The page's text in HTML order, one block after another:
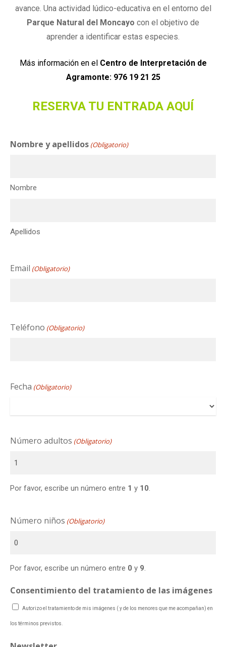
avance. Una actividad lúdico-educativa en el entorno del
Parque Natural del Moncayo con el objetivo de
aprender a identificar estas especies.
Más información en el Centro de Interpretación de
Agramonte: 976 19 21 25
RESERVA TU ENTRADA AQUÍ
Nombre y apellidos (Obligatorio)
Nombre
Apellidos
Email (Obligatorio)
Teléfono (Obligatorio)
Fecha (Obligatorio)
Número adultos (Obligatorio)
Por favor, escribe un número entre 1 y 10.
Número niños (Obligatorio)
Por favor, escribe un número entre 0 y 9.
Consentimiento del tratamiento de las imágenes
Autorizo el tratamiento de mis imágenes ( y de los menores que me acompañan) en
los términos previstos.